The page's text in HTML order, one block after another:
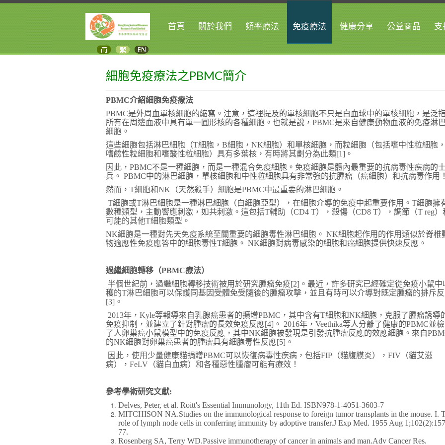
首頁 關於我們 頻率療法 免疫療法 健康分享 公益商品 支
細胞免疫療法之PBMC簡介
PBMC介紹細胞免疫療法
PBMC是外周血單核細胞的縮寫。注意，這裡提及的單核細胞不只是白血球中的單核細胞，是泛
所有在周邊血液中具有單一圓形核的各種細胞。也就是說，PBMC是來自健康動物血液的免疫淋巴
細胞。
這些細胞包括淋巴細胞（T細胞，B細胞，NK細胞）和單核細胞，而粒細胞（包括嗜中性粒細胞，
嗜鹼性粒細胞和嗜酸性粒細胞）具有多葉核，有時將其劃分為此類[1]。
因此，PBMC不是一種細胞，而是一種混合免疫細胞。免疫細胞是體內最重要的抗病毒性疾病的
兵。 PBMC中的淋巴細胞，單核細胞和中性粒細胞具有非常強的抗腫瘤（癌細胞）和抗病毒作用！
然而，T細胞和NK（天然殺手）細胞是PBMC中最重要的淋巴細胞。
T細胞或T淋巴細胞是一種淋巴細胞（白細胞亞型），在細胞介導的免疫中起重要作用。T細胞擁
數種類型，主動響應刺激，如共刺激。這包括T輔助（CD4 T），殺傷（CD8 T），調節（T reg）
可能的其他T細胞類型。
NK細胞是一種對先天免疫系統至關重要的細胞毒性淋巴細胞。 NK細胞起作用的作用類似於脊椎
物適應性免疫應答中的細胞毒性T細胞。 NK細胞對病毒感染的細胞和癌細胞提供快速反應。
過繼細胞轉移（PBMC療法）
半個世紀前，過繼細胞轉移技術被用於研究腫瘤免疫[2]。最近，許多研究已經確定從免疫小鼠中
穫的T淋巴細胞可以保護同基因受體免受隨後的腫瘤攻擊，並且有時可以介導對既定腫瘤的排斥
[3]。
2013年，Kyle等報導來自乳腺癌患者的擴增PBMC，其中含有T細胞和NK細胞，克服了腫瘤誘導
免疫抑制，並建立了針對腫瘤的長效免疫反應[4]。 2016年，Veethika等人分離了健康的PBMC並檢
了人卵巢癌小鼠模型中的免疫反應，其中NK細胞被發現是引發抗腫瘤反應的效應細胞。來自
的NK細胞對卵巢癌患者的腫瘤具有細胞毒性反應[5]。
因此，使用少量健康貓捐贈PBMC可以恢復病毒性疾病，包括FIP（貓腹膜炎），FIV（貓艾滋
病），FeLV（貓白血病）和各種惡性腫瘤可能有療效！
參考學術研究文獻:
Delves, Peter, et al. Roitt's Essential Immunology, 11th Ed. ISBN978-1-4051-3603-7
MITCHISON NA.Studies on the immunological response to foreign tumor transplants in the mouse. I.
role of lymph node cells in conferring immunity by adoptive transfer.J Exp Med. 1955 Aug
77.
Rosenberg SA, Terry WD.Passive immunotherapy of cancer in animals and man.Adv Cancer Res.